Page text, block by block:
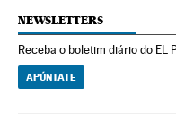
NEWSLETTERS
Receba o boletim diário do EL
APÚNTATE